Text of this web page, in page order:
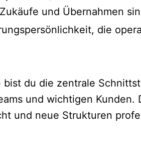
und Übernahmen
die
bist du die zentrale
und wichtigen
und neue Strukturen